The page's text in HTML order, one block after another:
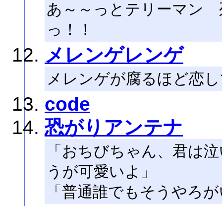
あ～～っとテリーマン
っ！！
メレンゲレンゲ
メレンゲが腐るほど恋
code
恐がりアンテナ
「おちびちゃん、君は
うが可愛いよ」
「普通誰でもそうやろ